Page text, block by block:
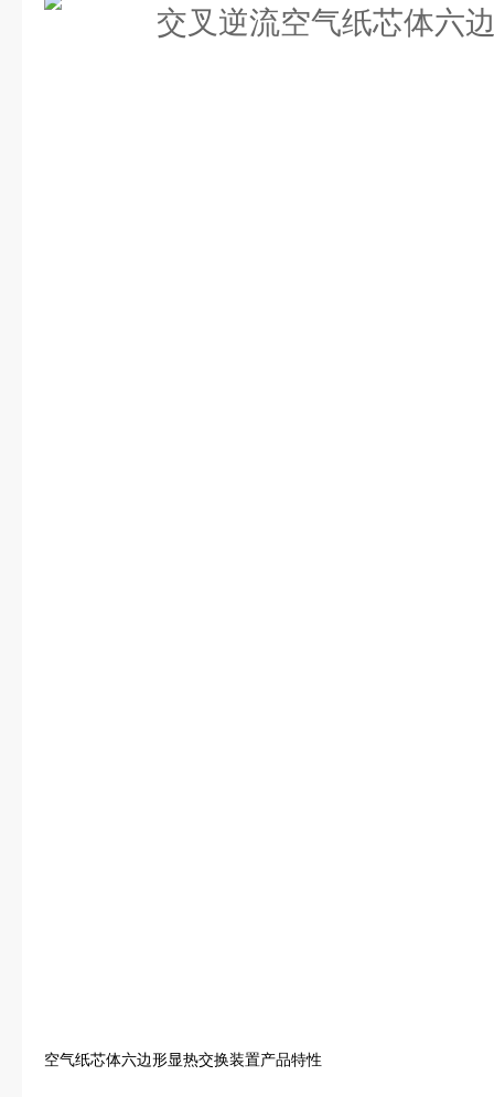
空气纸芯体六边形显热交换装置产品特性